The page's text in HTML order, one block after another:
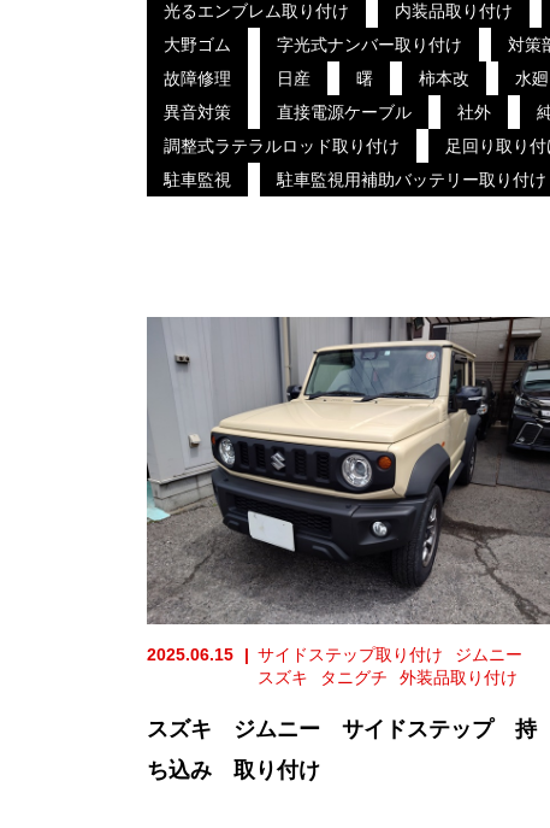
光るエンブレム取り付け
内装品取り付け
大野ゴム
字光式ナンバー取り付け 対策
故障修理
日産 曙 柿本改 水
異音対策
直接電源ケーブル 社外
調整式ラテラルロッド取り付け
足回り取り
駐車監視
駐車監視用補助バッテリー取り付け
2025.06.15 サイドステップ取り付け
ジムニー
スズキ
タニグチ 外装品取り付け
スズキ ジムニー サイドステップ 持
ち込み 取り付け